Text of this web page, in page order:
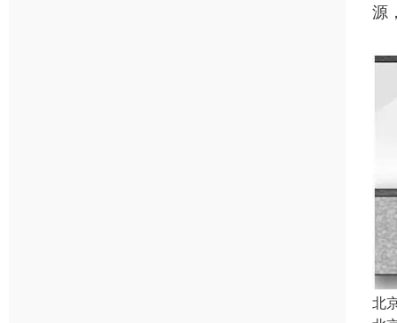
源
北